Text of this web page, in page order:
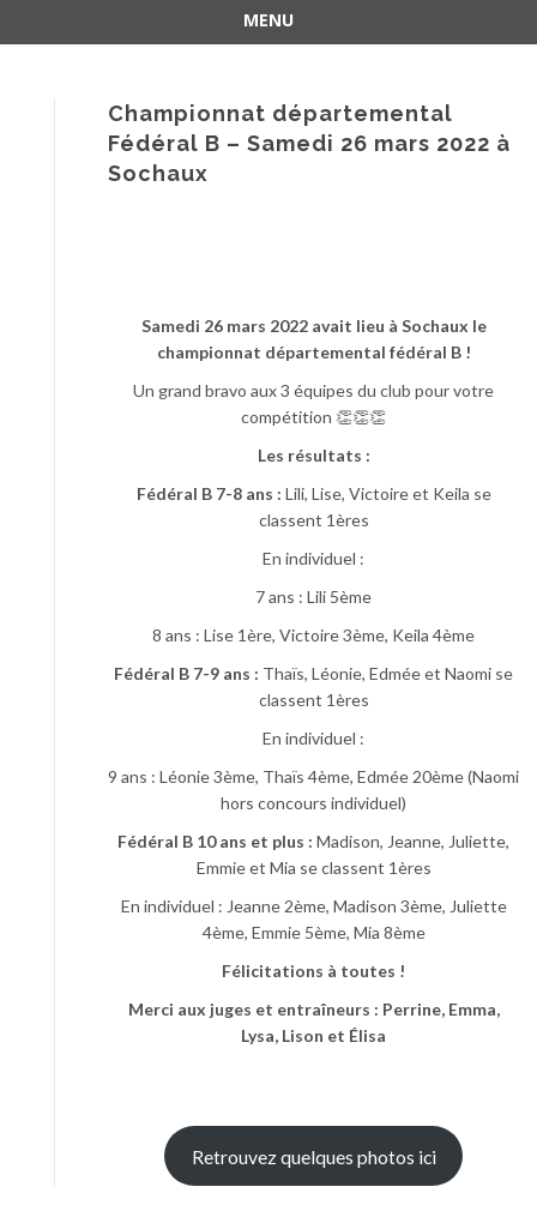
MENU
Championnat départemental
Fédéral B – Samedi 26 mars 2022 à
Sochaux
Samedi 26 mars 2022 avait lieu à Sochaux le
championnat départemental fédéral B !
Un grand bravo aux 3 équipes du club pour votre
compétition 👏👏👏
Les résultats :
Fédéral B 7-8 ans : Lili, Lise, Victoire et Keila se
classent 1ères
En individuel :
7 ans : Lili 5ème
8 ans : Lise 1ère, Victoire 3ème, Keila 4ème
Fédéral B 7-9 ans : Thaïs, Léonie, Edmée et Naomi se
classent 1ères
En individuel :
9 ans : Léonie 3ème, Thaïs 4ème, Edmée 20ème (Naomi
hors concours individuel)
Fédéral B 10 ans et plus : Madison, Jeanne, Juliette,
Emmie et Mia se classent 1ères
En individuel : Jeanne 2ème, Madison 3ème, Juliette
4ème, Emmie 5ème, Mia 8ème
Félicitations à toutes !
Merci aux juges et entraîneurs : Perrine, Emma,
Lysa, Lison et Élisa
Retrouvez quelques photos ici